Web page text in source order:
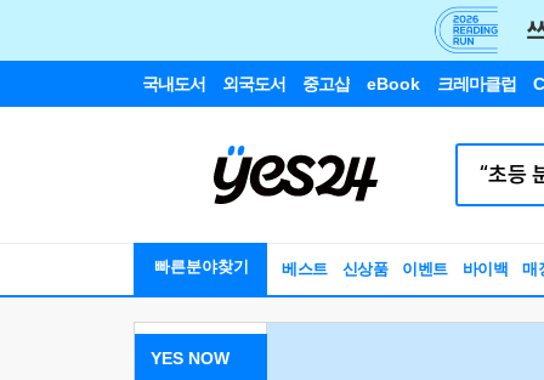
국내도서 외국도서 중고샵 eBook 크레마클럽
빠른분야찾기 베스트 신상품 이벤트 바이백 매
YES NOW